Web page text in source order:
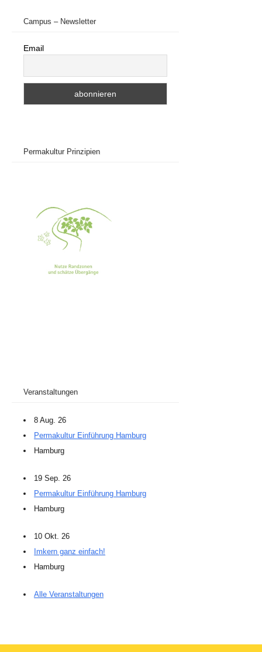
Campus – Newsletter
Email
Permakultur Prinzipien
Veranstaltungen
8 Aug. 26
Permakultur Einführung Hamburg
Hamburg
19 Sep. 26
Permakultur Einführung Hamburg
Hamburg
10 Okt. 26
Imkern ganz einfach!
Hamburg
Alle Veranstaltungen